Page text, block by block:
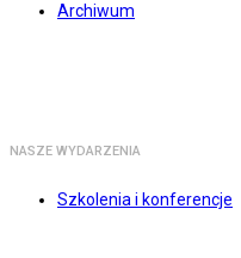
Archiwum
NASZE WYDARZENIA
Szkolenia i konferencje